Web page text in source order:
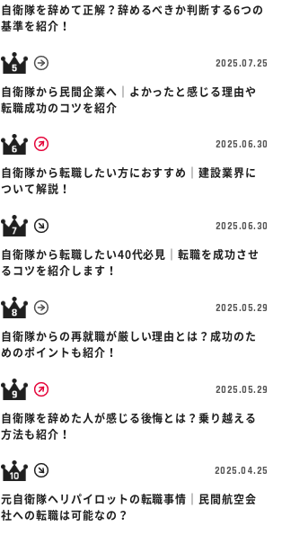
自衛隊を辞めて正解？辞めるべきか判断する6つの
基準を紹介！
2025.07.25
自衛隊から民間企業へ｜よかったと感じる理由や
転職成功のコツを紹介
2025.06.30
自衛隊から転職したい方におすすめ｜建設業界に
ついて解説！
2025.06.30
自衛隊から転職したい40代必見｜転職を成功させ
るコツを紹介します！
2025.05.29
自衛隊からの再就職が厳しい理由とは？成功のた
めのポイントも紹介！
2025.05.29
自衛隊を辞めた人が感じる後悔とは？乗り越える
方法も紹介！
2025.04.25
元自衛隊ヘリパイロットの転職事情｜民間航空会
社への転職は可能なの？